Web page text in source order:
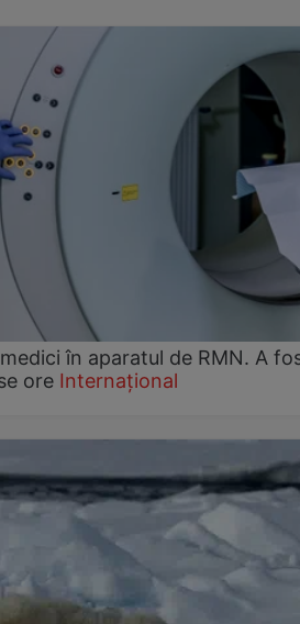
în aparatul de RMN. A
ore Internațional